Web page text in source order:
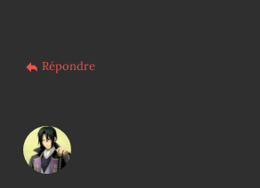
Répondre